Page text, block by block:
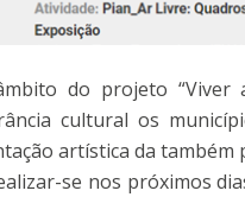
do projeto “Viver
cultural os
artística da também
se nos próximos